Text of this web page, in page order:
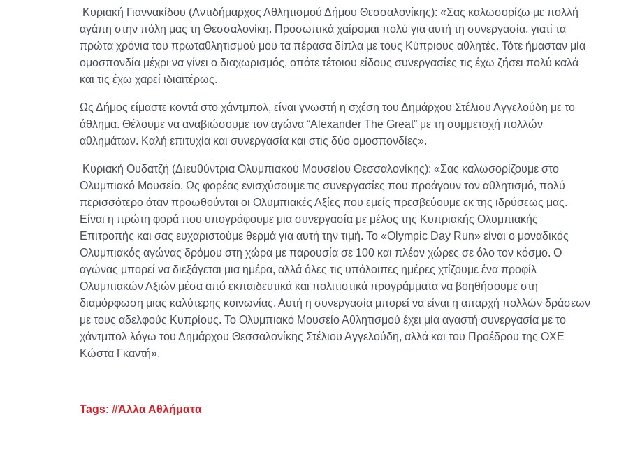
Κυριακή Γιαννακίδου (Αντιδήμαρχος Αθλητισμού Δήμου Θεσσαλονίκης): «Σας καλωσορίζω με πολλή
αγάπη στην πόλη μας τη Θεσσαλονίκη. Προσωπικά χαίρομαι πολύ για αυτή τη συνεργασία, γιατί τα
πρώτα χρόνια του πρωταθλητισμού μου τα πέρασα δίπλα με τους Κύπριους αθλητές. Τότε ήμασταν μία
ομοσπονδία μέχρι να γίνει ο διαχωρισμός, οπότε τέτοιου είδους συνεργασίες τις έχω ζήσει πολύ καλά
και τις έχω χαρεί ιδιαιτέρως.
Ως Δήμος είμαστε κοντά στο χάντμπολ, είναι γνωστή η σχέση του Δημάρχου Στέλιου Αγγελούδη με το
άθλημα. Θέλουμε να αναβιώσουμε τον αγώνα “Alexander The Great” με τη συμμετοχή πολλών
αθλημάτων. Καλή επιτυχία και συνεργασία και στις δύο ομοσπονδίες».
Κυριακή Ουδατζή (Διευθύντρια Ολυμπιακού Μουσείου Θεσσαλονίκης): «Σας καλωσορίζουμε στο
Ολυμπιακό Μουσείο. Ως φορέας ενισχύσουμε τις συνεργασίες που προάγουν τον αθλητισμό, πολύ
περισσότερο όταν προωθούνται οι Ολυμπιακές Αξίες που εμείς πρεσβεύουμε εκ της ιδρύσεως μας.
Είναι η πρώτη φορά που υπογράφουμε μια συνεργασία με μέλος της Κυπριακής Ολυμπιακής
Επιτροπής και σας ευχαριστούμε θερμά για αυτή την τιμή. Το «Olympic Day Run» είναι ο μοναδικός
Ολυμπιακός αγώνας δρόμου στη χώρα με παρουσία σε 100 και πλέον χώρες σε όλο τον κόσμο. Ο
αγώνας μπορεί να διεξάγεται μια ημέρα, αλλά όλες τις υπόλοιπες ημέρες χτίζουμε ένα προφίλ
Ολυμπιακών Αξιών μέσα από εκπαιδευτικά και πολιτιστικά προγράμματα να βοηθήσουμε στη
διαμόρφωση μιας καλύτερης κοινωνίας. Αυτή η συνεργασία μπορεί να είναι η απαρχή πολλών δράσεων
με τους αδελφούς Κυπρίους. Το Ολυμπιακό Μουσείο Αθλητισμού έχει μία αγαστή συνεργασία με το
χάντμπολ λόγω του Δημάρχου Θεσσαλονίκης Στέλιου Αγγελούδη, αλλά και του Προέδρου της ΟΧΕ
Κώστα Γκαντή».
Tags: #Άλλα Αθλήματα